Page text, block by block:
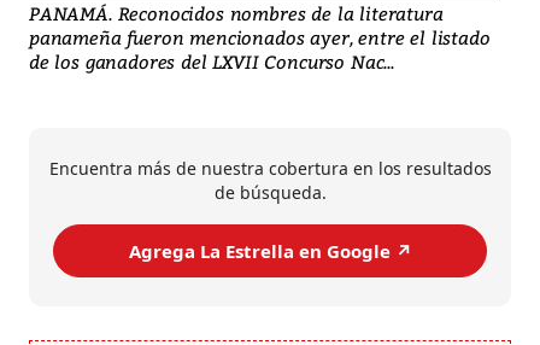
PANAMÁ. Reconocidos nombres de la literatura
panameña fueron mencionados ayer, entre el listado
de los ganadores del LXVII Concurso Nac...
Encuentra más de nuestra cobertura en los resultados
de búsqueda.
Agrega La Estrella en Google ↗️